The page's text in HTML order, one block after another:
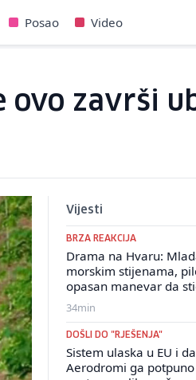
Posao Video
ovo završi
Vijesti
BRZA REAKCIJA
Drama na Hvaru:
morskim stijenama,
opasan manevar da
34min
DOŠLI DO "RJEŠENJA"
Sistem ulaska u EU i
Aerodromi ga